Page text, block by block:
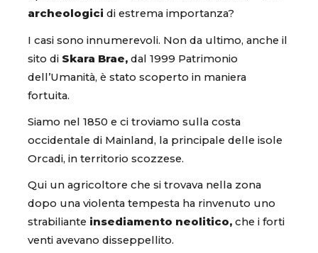
archeologici di estrema importanza?
I casi sono innumerevoli. Non da ultimo, anche il
sito di Skara Brae, dal 1999 Patrimonio
dell’Umanità, è stato scoperto in maniera
fortuita.
Siamo nel 1850 e ci troviamo sulla costa
occidentale di Mainland, la principale delle isole
Orcadi, in territorio scozzese.
Qui un agricoltore che si trovava nella zona
dopo una violenta tempesta ha rinvenuto uno
strabiliante insediamento neolitico, che i forti
venti avevano disseppellito.